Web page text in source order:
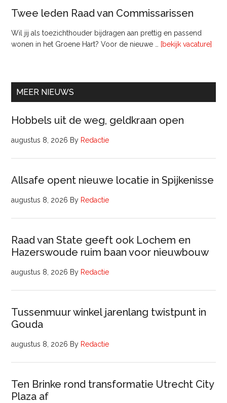
Twee leden Raad van Commissarissen
Wil jij als toezichthouder bijdragen aan prettig en passend
wonen in het Groene Hart? Voor de nieuwe …
[bekijk vacature]
MEER NIEUWS
Hobbels uit de weg, geldkraan open
augustus 8, 2026 By Redactie
Allsafe opent nieuwe locatie in Spijkenisse
augustus 8, 2026 By Redactie
Raad van State geeft ook Lochem en
Hazerswoude ruim baan voor nieuwbouw
augustus 8, 2026 By Redactie
Tussenmuur winkel jarenlang twistpunt in
Gouda
augustus 8, 2026 By Redactie
Ten Brinke rond transformatie Utrecht City
Plaza af